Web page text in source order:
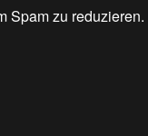
Spam zu reduzieren.